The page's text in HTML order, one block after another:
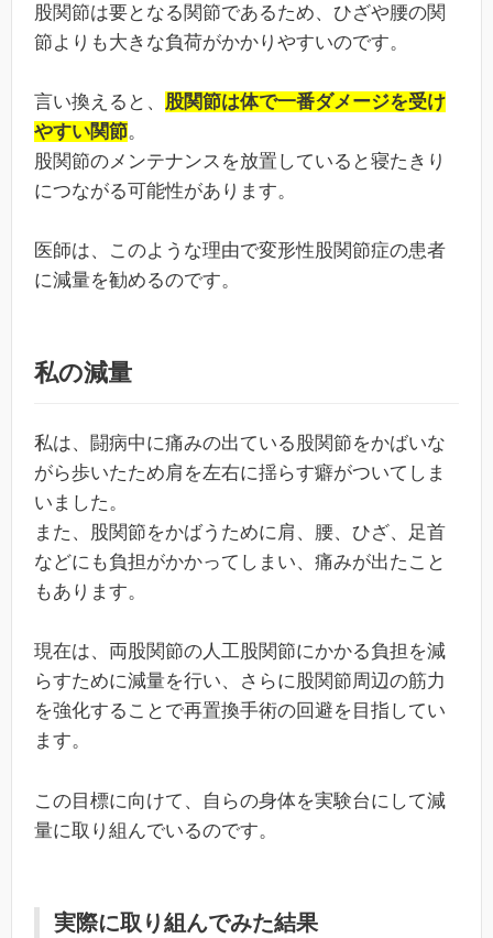
股関節は要となる関節であるため、ひざや腰の関
節よりも大きな負荷がかかりやすいのです。
言い換えると、 股関節は体で一番ダメージを受け
やすい関節。
股関節のメンテナンスを放置していると寝たきり
につながる可能性があります。
医師は、このような理由で変形性股関節症の患者
に減量を勧めるのです。
私の減量
私は、闘病中に痛みの出ている股関節をかばいな
がら歩いたため肩を左右に揺らす癖がついてしま
いました。
また、股関節をかばうために肩、腰、ひざ、足首
などにも負担がかかってしまい、痛みが出たこと
もあります。
現在は、両股関節の人工股関節にかかる負担を減
らすために減量を行い、さらに股関節周辺の筋力
を強化することで再置換手術の回避を目指してい
ます。
この目標に向けて、自らの身体を実験台にして減
量に取り組んでいるのです。
実際に取り組んでみた結果